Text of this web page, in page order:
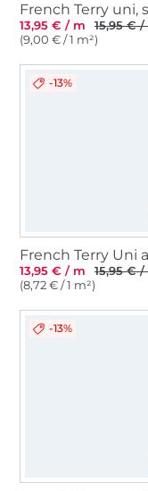
13,95 € / m
15,95 € /
(9,00 € / 1 m²)
-13%
13,95 € / m
15,95 € /
(8,72 € / 1 m²)
-13%